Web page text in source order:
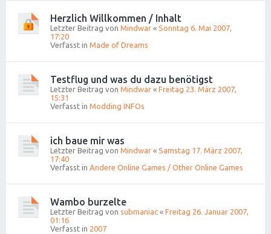
Herzlich Willkommen / Inhalt
Letzter Beitrag von Mindwar « Sonntag 6. Mai 2007,
17:20
Verfasst in Made of Dreams
Testflug und was du dazu benötigst
Letzter Beitrag von Mindwar « Freitag 23. März 2007,
15:31
Verfasst in Modding INFOs
ich baue mir was
Letzter Beitrag von Mindwar « Samstag 17. März 2007,
17:40
Verfasst in Andere Online Games / Other Online Games
Wambo burzelte
Letzter Beitrag von submaniac « Freitag 26. Januar 2007,
01:16
Verfasst in 2007